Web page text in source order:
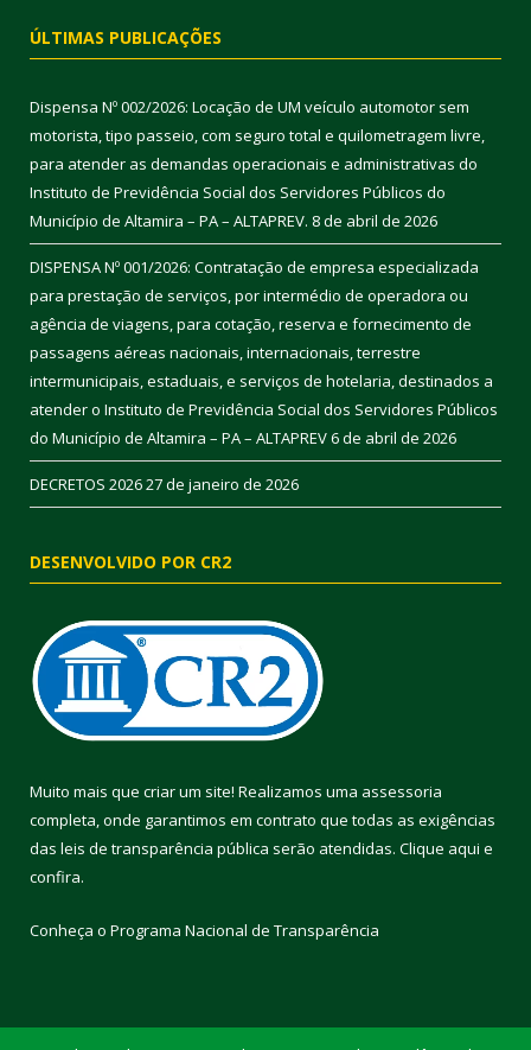
ÚLTIMAS PUBLICAÇÕES
Dispensa Nº 002/2026: Locação de UM veículo automotor sem
motorista, tipo passeio, com seguro total e quilometragem livre,
para atender as demandas operacionais e administrativas do
Instituto de Previdência Social dos Servidores Públicos do
Município de Altamira – PA – ALTAPREV. 8 de abril de 2026
DISPENSA Nº 001/2026: Contratação de empresa especializada
para prestação de serviços, por intermédio de operadora ou
agência de viagens, para cotação, reserva e fornecimento de
passagens aéreas nacionais, internacionais, terrestre
intermunicipais, estaduais, e serviços de hotelaria, destinados a
atender o Instituto de Previdência Social dos Servidores Públicos
do Município de Altamira – PA – ALTAPREV6 de abril de 2026
DECRETOS 202627 de janeiro de 2026
DESENVOLVIDO POR CR2
Muito mais que criar um site! Realizamos uma assessoria
completa, onde garantimos em contrato que todas as exigências
das leis de transparência pública serão atendidas. Clique aqui e
confira.
Conheça o Programa Nacional de Transparência